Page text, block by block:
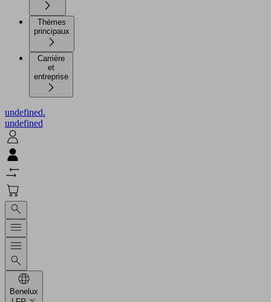
Thèmes
principaux
Carrière
et
entreprise
undefined.
undefined
Benelux